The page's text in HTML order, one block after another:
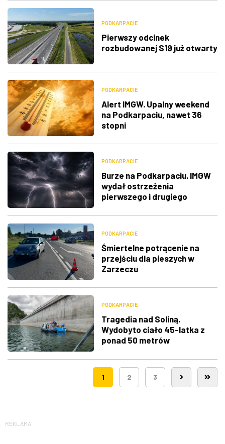
PODKARPACIE
Pierwszy odcinek
rozbudowanej S19 już otwarty
PODKARPACIE
Alert IMGW. Upalny weekend
na Podkarpaciu, nawet 36
stopni
PODKARPACIE
Burze na Podkarpaciu. IMGW
wydał ostrzeżenia
pierwszego i drugiego
PODKARPACIE
Śmiertelne potrącenie na
przejściu dla pieszych w
Zarzeczu
PODKARPACIE
Tragedia nad Soliną.
Wydobyto ciało 45-latka z
ponad 50 metrów
1 2 3
REKLAMA